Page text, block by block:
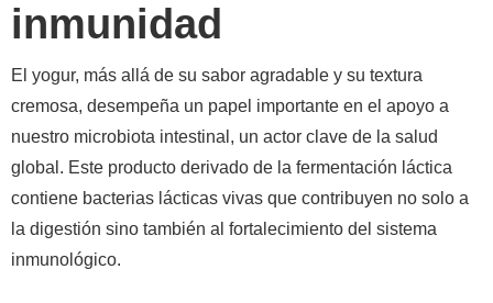
inmunidad
El yogur, más allá de su sabor agradable y su textura
cremosa, desempeña un papel importante en el apoyo a
nuestro microbiota intestinal, un actor clave de la salud
global. Este producto derivado de la fermentación láctica
contiene bacterias lácticas vivas que contribuyen no solo a
la digestión sino también al fortalecimiento del sistema
inmunológico.